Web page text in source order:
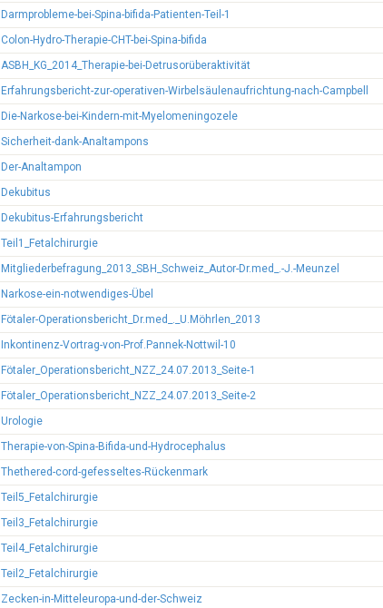
Darmprobleme-bei-Spina-bifida-Patienten-Teil-1
Colon-Hydro-Therapie-CHT-bei-Spina-bifida
ASBH_KG_2014_Therapie-bei-Detrusorüberaktivität
Erfahrungsbericht-zur-operativen-Wirbelsäulenaufrichtung-nach-Campbell
Die-Narkose-bei-Kindern-mit-Myelomeningozele
Sicherheit-dank-Analtampons
Der-Analtampon
Dekubitus
Dekubitus-Erfahrungsbericht
Teil1_Fetalchirurgie
Mitgliederbefragung_2013_SBH_Schweiz_Autor-Dr.med_.-J.-Meunzel
Narkose-ein-notwendiges-Übel
Fötaler-Operationsbericht_Dr.med_._U.Möhrlen_2013
Inkontinenz-Vortrag-von-Prof.Pannek-Nottwil-10
Fötaler_Operationsbericht_NZZ_24.07.2013_Seite-1
Fötaler_Operationsbericht_NZZ_24.07.2013_Seite-2
Urologie
Therapie-von-Spina-Bifida-und-Hydrocephalus
Thethered-cord-gefesseltes-Rückenmark
Teil5_Fetalchirurgie
Teil3_Fetalchirurgie
Teil4_Fetalchirurgie
Teil2_Fetalchirurgie
Zecken-in-Mitteleuropa-und-der-Schweiz